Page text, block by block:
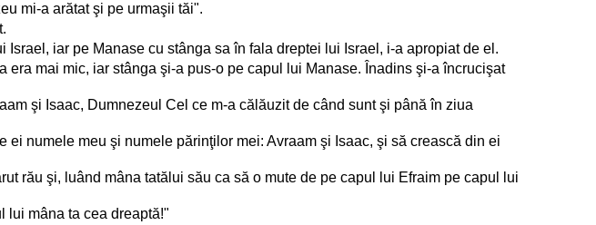
mi-a arătat şi pe urmaşii tăi".
iar pe Manase cu stânga sa în fala dreptei lui Israel, i-a apropiat de el.
mai mic, iar stânga şi-a pus-o pe capul lui Manase. Înadins şi-a încrucişat
şi Isaac, Dumnezeul Cel ce m-a călăuzit de când sunt şi până în ziua
numele meu şi numele părinţilor mei: Avraam şi Isaac, şi să crească din ei
rău şi, luând mâna tatălui său ca să o mute de pe capul lui Efraim pe capul lui
lui mâna ta cea dreaptă!"